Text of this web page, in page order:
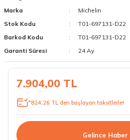
19
20
23
Marka
Michelin
Stok Kodu
T01-697131-D22
Barkod Kodu
T01-697131-D22
Garanti Süresi
24 Ay
7.904,00 TL
*824,26 TL den başlayan taksitlerle!
Gelince Haber